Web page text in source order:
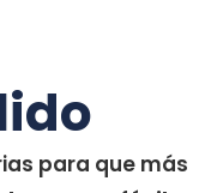
para que más